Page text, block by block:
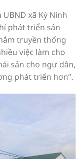
xã Kỳ Ninh
phát triển sản
truyền thống
việc làm cho
sản cho ngư dân,
phát triển hơn”.